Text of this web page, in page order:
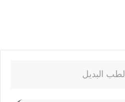
الطب البديل